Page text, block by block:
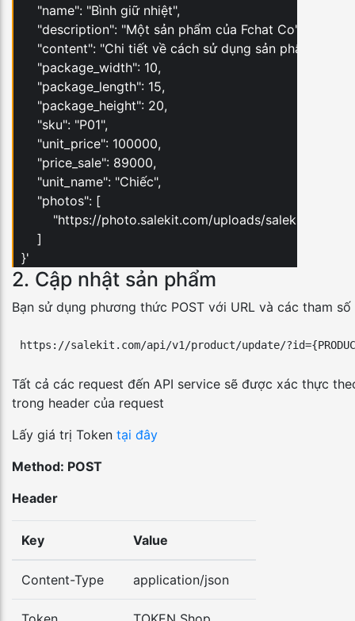
"name": "Bình giữ nhiệt",
"description": "Một sản phẩm của Fchat Co",
"content": "Chi tiết về cách sử dụng sản phẩm này",
"package_width": 10,
"package_length": 15,
"package_height": 20,
"sku": "P01",
"unit_price": 100000,
"price_sale": 89000,
"unit_name": "Chiếc",
"photos": [
"https://photo.salekit.com/uploads/
]
}'
2. Cập nhật sản phẩm
Bạn sử dụng phương thức POST với URL và các tham
https://salekit.com/api/v1/product/update/
Tất cả các request đến API service sẽ được xác thực
trong header của request
Lấy giá trị Token tại đây
Method: POST
Header
Key Value
Content-Type application/json